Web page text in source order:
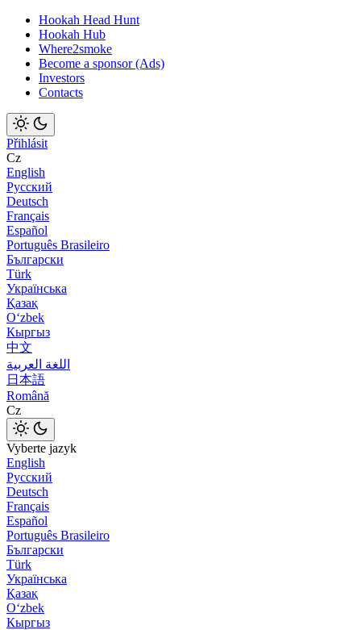
Hookah Head Hunt
Hookah Hub
Where2smoke
Become a sponsor (Ads)
Investors
Contacts
Přihlásit
Cz
English
Русский
Deutsch
Français
Español
Português Brasileiro
Български
Türk
Українська
Қазақ
Оʻzbek
Кыргыз
中文
اللغة العربية
日本語
Română
Cz
Vyberte jazyk
English
Русский
Deutsch
Français
Español
Português Brasileiro
Български
Türk
Українська
Қазақ
Оʻzbek
Кыргыз